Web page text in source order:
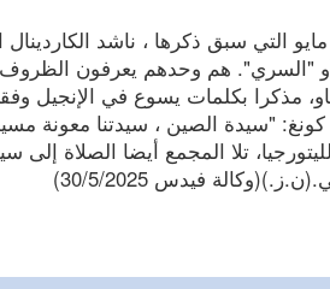
24 ايار/ مايو التي سبق ذكرها ،
"السري". هم وحدهم يعرفون الظروف
مذكرا بكلمات يسوع في الإنجيل
"سيدة الصين ، سيدتنا معونة
تلا المجمع أيضا الصلاة
فيدس 30/5/2025)